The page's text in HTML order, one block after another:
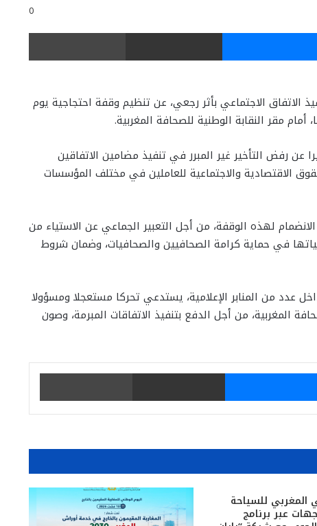
0
ماسنجر مشاركة عبر البريد
الاتفاق الاجتماعي بأثر رجعي، عن تنظيم وقفة احتجاجية يوم
عن رفض التأخير غير المبرر في تنفيذ مضامين الاتفاقين
الاقتصادية والاجتماعية للعاملين في مختلف المؤسسات
لهذه الوقفة، من أجل التعبير الجماعي عن الاستياء من
في حماية كرامة الصحافيين والصحافيات، وضمان شروط
عدد من المنابر الإعلامية، يستدعي تحركا مستعجلا ومسؤولا
المغربية، من أجل الدفع بتنفيذ الاتفاقات المبرمة، وصون
تويتر ماسنجر مشاركة عبر البريد
المغربي للسياحة
عبر برنامج